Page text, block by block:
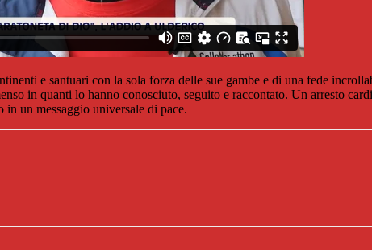
e santuari con la sola forza delle sue gambe e di una fede
in quanti lo hanno conosciuto, seguito e raccontato. Un arresto
in un messaggio universale di pace.